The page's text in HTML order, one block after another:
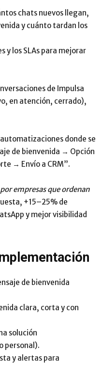
chats nuevos llegan,
y cuánto tardan los
y los SLAs para mejorar
de Impulsa
en atención, cerrado),
donde se
de bienvenida → Opción
→ Envío a CRM”.
empresas que ordenan
+15–25% de
y mejor visibilidad
de bienvenida
clara, corta y con
solución
personal).
y alertas para